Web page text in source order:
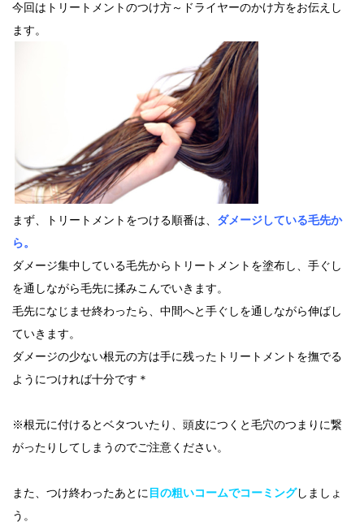
今回はトリートメントのつけ方～ドライヤーのかけ方をお伝えし
ます。
まず、トリートメントをつける順番は、 ダメージしている毛先か
ら。
ダメージ集中している毛先からトリートメントを塗布し、手ぐし
を通しながら毛先に揉みこんでいきます。
毛先になじませ終わったら、中間へと手ぐしを通しながら伸ばし
ていきます。
ダメージの少ない根元の方は手に残ったトリートメントを撫でる
ようにつければ十分です＊
※根元に付けるとベタついたり、頭皮につくと毛穴のつまりに繋
がったりしてしまうのでご注意ください。
また、つけ終わったあとに 目の粗いコームでコーミングしましょ
う。